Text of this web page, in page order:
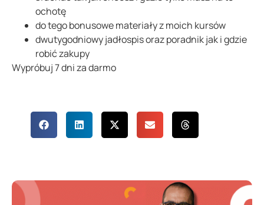
ochotę
do tego bonusowe materiały z moich kursów
dwutygodniowy jadłospis oraz poradnik jak i gdzie
robić zakupy
Wypróbuj 7 dni za darmo